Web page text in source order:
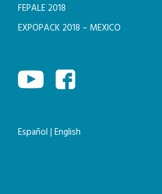
FEPALE 2018
EXPOPACK 2018 – MEXICO
Español | English